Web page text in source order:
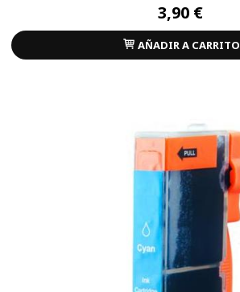
3,90 €
AÑADIR A CARRITO